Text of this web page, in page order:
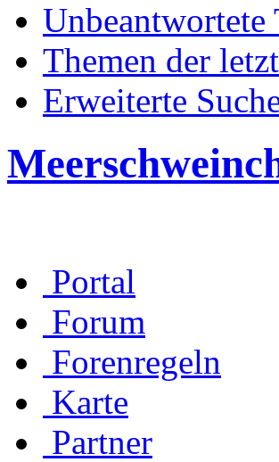
Unbeantwortete
Themen der
Erweiterte
Portal
Forum
Forenregeln
Karte
Partner